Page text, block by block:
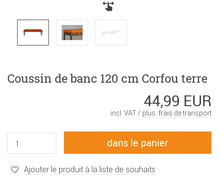
Coussin de banc 120 cm Corfou terre
44,99 EUR
incl. VAT / plus. frais de transport
Ajouter le produit à la liste de souhaits